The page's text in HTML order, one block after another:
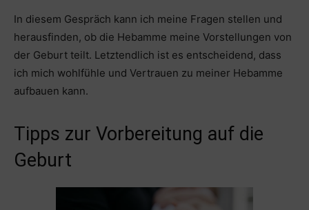
In diesem Gespräch kann ich meine Fragen stellen und
herausfinden, ob die Hebamme meine Vorstellungen von
der Geburt teilt. Letztendlich ist es entscheidend, dass
ich mich wohlfühle und Vertrauen zu meiner Hebamme
aufbauen kann.
Tipps zur Vorbereitung auf die
Geburt